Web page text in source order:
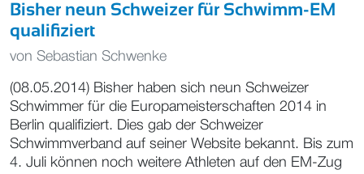
Bisher neun Schweizer für Schwimm-EM
qualifiziert
von Sebastian Schwenke
(08.05.2014) Bisher haben sich neun Schweizer
Schwimmer für die Europameisterschaften 2014 in
Berlin qualifiziert. Dies gab der Schweizer
Schwimmverband auf seiner Website bekannt. Bis zum
4. Juli können noch weitere Athleten auf den EM-Zug